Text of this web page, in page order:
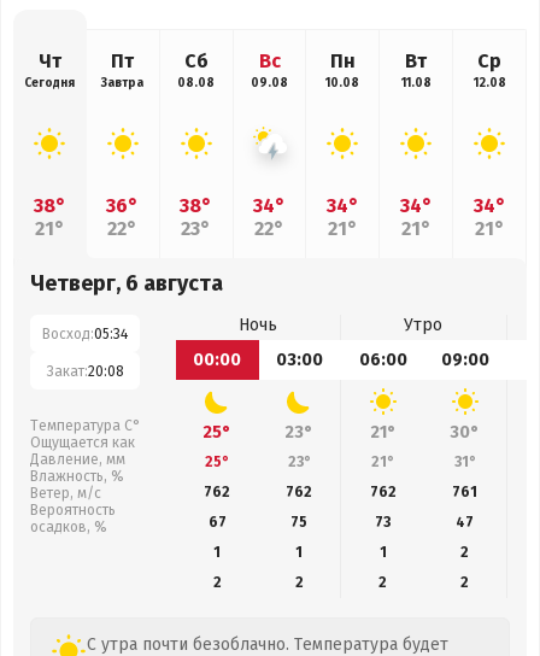
Чт
Сегодня
38°
21°
Пт
Завтра
36°
22°
Сб
08.08
38°
23°
Вс
09.08
34°
22°
Пн
10.08
34°
21°
Вт
11.08
34°
21°
Ср
12.08
34°
21°
Четверг, 6 августа
Восход:05:34
Закат:20:08
Температура С°
Ощущается как
Давление, мм
Влажность, %
Ветер, м/с
Вероятность
осадков, %
Ночь
Утро
00:00
03:00 06:00 09:00
25° 23° 21° 30°
25° 23° 21° 31°
762
762 762 761
67
75 73
47
1
1 1
2
2
2 2 2
С утра почти безоблачно. Температура будет